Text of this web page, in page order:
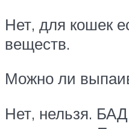
Нет, для кошек
веществ.
Можно ли
Нет, нельзя.